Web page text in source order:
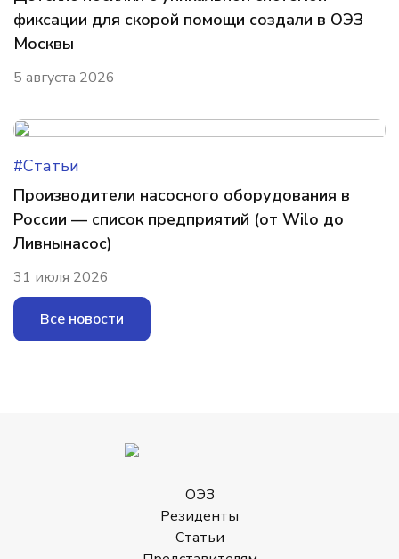
фиксации для скорой помощи создали в ОЭЗ
Москвы
5 августа 2026
#Статьи
Производители насосного оборудования в
России — список предприятий (от Wilo до
Ливнынасос)
31 июля 2026
Все новости
ОЭЗ
Резиденты
Статьи